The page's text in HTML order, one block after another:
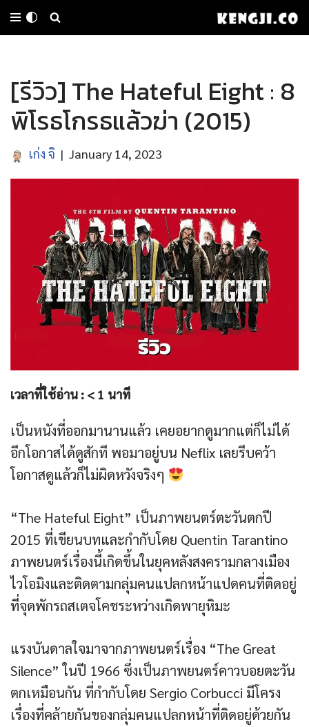
Skip
content
[รีวิว] The Hateful Eight : 8
พิโรธโกรธแล้วฆ่า (2015)
เก่ง จิ January 14, 2023
เวลาที่ใช้อ่าน : < 1 นาที
เป็นหนังที่ออกมานานแล้ว เคยอยากดูมากแต่ก็ไม่ได้
อีกโอกาสได้ดูสักที พอมาอยู่บน Neflix เลยรีบคว้า
โอกาสดูแล้วก็ไม่ผิดหวังจริงๆ
“The Hateful Eight” เป็นภาพยนตร์ตะวันตกปี
2015 ที่เขียนบทและกำกับโดย Quentin Tarantino
ภาพยนตร์เรื่องนี้เกิดขึ้นในยุคหลังสงครามกลางเมือง
ไวโอมิงและติดตามกลุ่มคนแปลกหน้าแปดคนที่ติดอยู่
ที่จุดพักรถสเตจโคชระหว่างเกิดพายุหิมะ
แรงบันดาลใจมาจากภาพยนตร์เรื่อง “The Great
Silence” ในปี 1966 ซึ่งเป็นภาพยนตร์คาวบอยตะวัน
ตกเหมือนกัน ที่กำกับโดย Sergio Corbucci มีโครง
เรื่องที่คล้ายกันของกลุ่มคนแปลกหน้าที่ติดอยู่ด้วยกัน